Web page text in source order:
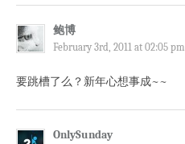
鲍博
February 3rd, 2011 at 02:05 pm
要跳槽了么？新年心想事成~~
OnlySunday